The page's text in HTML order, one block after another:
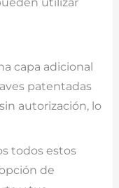
utilizar
capa adicional
patentadas
autorización, lo
todos estos
de